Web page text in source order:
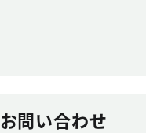
お問い合わせ